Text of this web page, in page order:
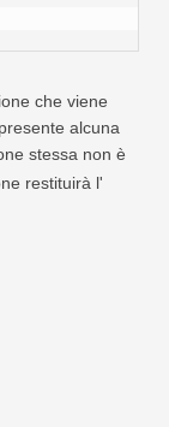
che viene
alcuna
stessa non è
restituirà l'